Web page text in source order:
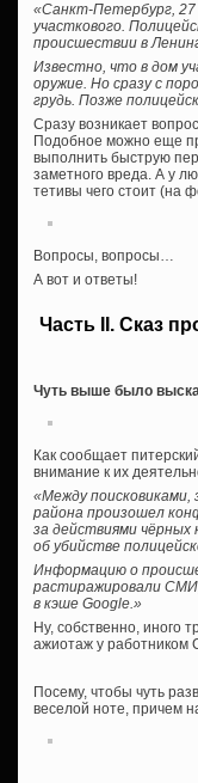
«Санкт-Петербург,
участкового.
происшествии в
Известно, что в дом
оружие. Но сразу с
грудь. Позже
Сразу возникает
Подобное можно еще
выполнить быструю
заметного вреда. А у
тетивы чего стоит (на
Вопросы, вопросы…
А вот и ответы!
Часть II. Сказ
Чуть выше было
Как сообщает
внимание к их
«Между
района произошел
за действиями
об убийстве
Информацию о
растиражировали
в кэше Google.»
Ну, собственно, иного
ажиотаж у работником
Посему, чтобы чуть
веселой ноте, причем